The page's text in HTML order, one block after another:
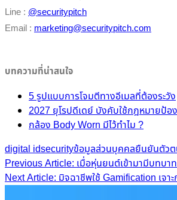
Line : @securitypitch
Email : marketing@securitypitch.com
บทความที่น่าสนใจ
5 รูปแบบการโจมตีทางอีเมลที่ต้องระวัง
2027 ยุโรปดีเดย์ บังคับใช้กฎหมายป้
กล้อง Body Worn มีไว้ทำไม ?
digital idsecurityข้อมูลส่วนบุคคลยืนยันตัว
Post
navigation
Previous Article: เมื่อหุ่นยนต์เข้ามามีบทบ
Next Article: มิจฉาชีพใช้ Gamification เจา